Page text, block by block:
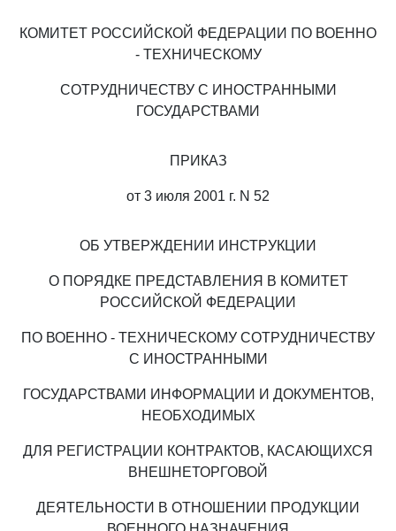
КОМИТЕТ РОССИЙСКОЙ ФЕДЕРАЦИИ ПО ВОЕННО
- ТЕХНИЧЕСКОМУ
СОТРУДНИЧЕСТВУ С ИНОСТРАННЫМИ
ГОСУДАРСТВАМИ
ПРИКАЗ
от 3 июля 2001 г. N 52
ОБ УТВЕРЖДЕНИИ ИНСТРУКЦИИ
О ПОРЯДКЕ ПРЕДСТАВЛЕНИЯ В КОМИТЕТ
РОССИЙСКОЙ ФЕДЕРАЦИИ
ПО ВОЕННО - ТЕХНИЧЕСКОМУ СОТРУДНИЧЕСТВУ
С ИНОСТРАННЫМИ
ГОСУДАРСТВАМИ ИНФОРМАЦИИ И ДОКУМЕНТОВ,
НЕОБХОДИМЫХ
ДЛЯ РЕГИСТРАЦИИ КОНТРАКТОВ, КАСАЮЩИХСЯ
ВНЕШНЕТОРГОВОЙ
ДЕЯТЕЛЬНОСТИ В ОТНОШЕНИИ ПРОДУКЦИИ